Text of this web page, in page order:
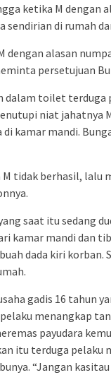
ketika M dengan
sendirian di rumah
dengan alasan
persetujuan
dalam toilet terduga
niat jahatnya
di kamar mandi.
M tidak berhasil, lalu
saat itu sedang
kamar mandi dan
dada kiri
gadis 16 tahun
menangkap
payudara
itu terduga pelaku
“Jangan